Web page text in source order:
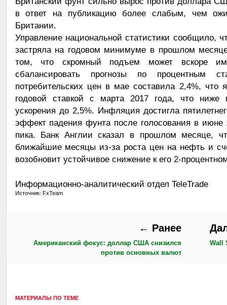
в ответ на публикацию более слабым, чем
Британии.
Управление национальной статистики сообщило,
застряла на годовом минимуме в прошлом
том, что скромный подъем может вскоре
сбалансировать прогнозы по процентным
потребительских цен в мае составила 2,4%, что
годовой ставкой с марта 2017 года, что ниже
ускорения до 2,5%. Инфляция достигла
эффект падения фунта после голосования в июне
пика. Банк Англии сказал в прошлом месяце,
ближайшие месяцы из-за роста цен на нефть и
возобновит устойчивое снижение к его 2-
Информационно-аналитический отдел TeleTrade
Источник: FxTeam
← Ранее
Американский фокус: доллар США снизился
против основных валют
Wall
МАТЕРИАЛЫ ПО ТЕМЕ